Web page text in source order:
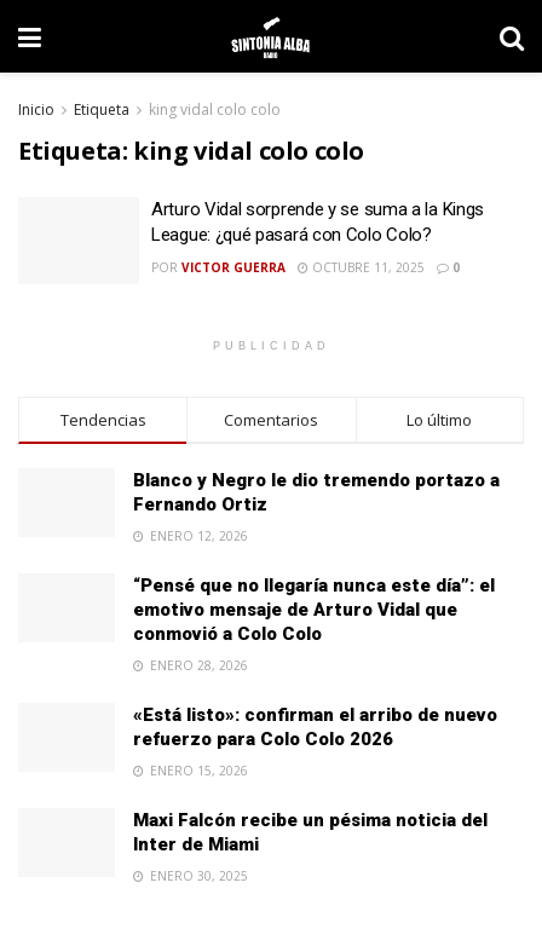
Inicio Etiqueta king vidal colo colo
Etiqueta: king vidal colo colo
Arturo Vidal sorprende y se suma a la Kings
League: ¿qué pasará con Colo Colo?
POR VICTOR GUERRA OCTUBRE 11, 2025 0
PUBLICIDAD
Tendencias Comentarios Lo último
Blanco y Negro le dio tremendo portazo a
Fernando Ortiz
ENERO 12, 2026
“Pensé que no llegaría nunca este día”: el
emotivo mensaje de Arturo Vidal que
conmovió a Colo Colo
ENERO 28, 2026
«Está listo»: confirman el arribo de nuevo
refuerzo para Colo Colo 2026
ENERO 15, 2026
Maxi Falcón recibe un pésima noticia del
Inter de Miami
ENERO 30, 2025